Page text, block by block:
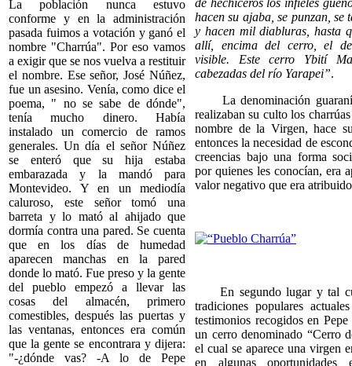
La población nunca estuvo
conforme y en la administración
pasada fuimos a votación y ganó el
nombre "Charrúa". Por eso vamos
a exigir que se nos vuelva a restituir
el nombre. Ese señor, José Núñez,
fue un asesino. Venía, como dice el
poema, " no se sabe de dónde",
tenía mucho dinero. Había
instalado un comercio de ramos
generales. Un día el señor Núñez
se enteró que su hija estaba
embarazada y la mandó para
Montevideo. Y en un mediodía
caluroso, este señor tomó una
barreta y lo mató al ahijado que
dormía contra una pared. Se cuenta
que en los días de humedad
aparecen manchas en la pared
donde lo mató. Fue preso y la gente
del pueblo empezó a llevar las
cosas del almacén, primero
comestibles, después las puertas y
las ventanas, entonces era común
que la gente se encontrara y dijera:
"-¿dónde vas? -A lo de Pepe
hacen su ajaba, se punzan, se
y hacen mil diabluras, hasta
allí, encima del cerro, el
visible. Este cerro Ybití
cabezadas del río Yarapei”.
La denominación guaraní
realizaban su culto los
nombre de la Virgen, hace
entonces la necesidad de
creencias bajo una forma
por quienes les conocían, era
valor negativo que era
En segundo lugar y tal
tradiciones populares
testimonios recogidos en
un cerro denominado “Cerro
el cual se aparece una virgen
en algunas oportunidades